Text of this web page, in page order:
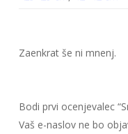
Zaenkrat še ni mnenj.
Bodi prvi ocenjevalec
Vaš e-naslov ne bo